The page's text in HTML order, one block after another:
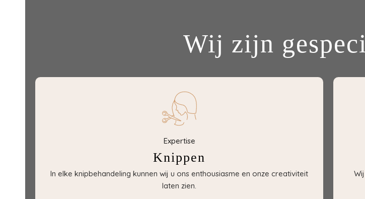
Wij zijn
Expertise
Knippen
In elke knipbehandeling kunnen wij u ons enthousiasme en onze creativiteit
laten zien.